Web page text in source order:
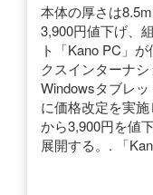
本体の厚さは
3,900円値下げ、
ト「Kano PC」
クスインターナ
Windowsタブレ
に価格改定を実
から3,900円を値
展開する。. 「